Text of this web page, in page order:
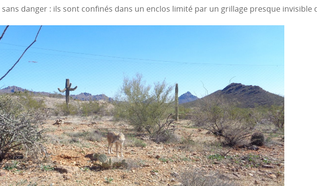
danger : ils sont confinés dans un enclos limité par un grillage presque invisible